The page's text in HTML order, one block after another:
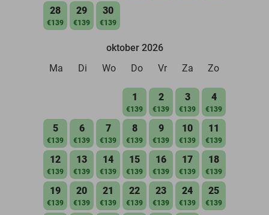
28
€139
29
€139
30
€139
oktober 2026
Ma
Di Wo Do Vr Za Zo
1
€139
2
€139
3
€139
4
€139
5
€139
6
€139
7
€139
8
€139
9
€139
10
€139
11
€139
12
€139
13
€139
14
€139
15
€139
16
€139
17
€139
18
€139
19
€139
20
€139
21
€139
22
€139
23
€139
24
€139
25
€139